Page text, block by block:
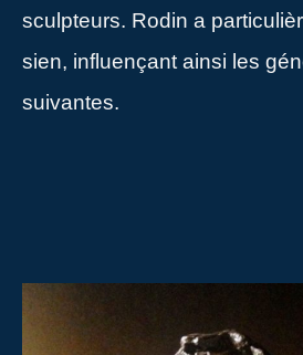
sculpteurs. Rodin a
sien, influençant ainsi les
suivantes.